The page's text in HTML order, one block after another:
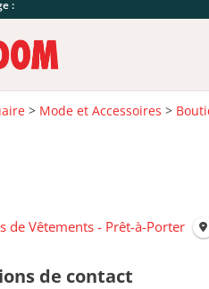
:
> Mode et Accessoires >
de Vêtements - Prêt-à-Porter
de contact